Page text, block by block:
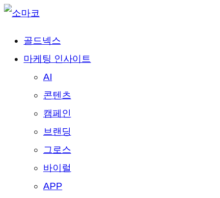
골드넥스
마케팅 인사이트
AI
콘텐츠
캠페인
브랜딩
그로스
바이럴
APP